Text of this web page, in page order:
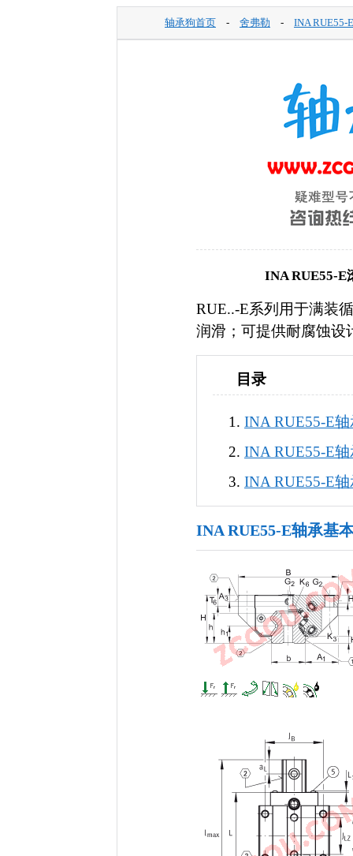
轴承狗首页 - 舍弗勒 - INA RUE55-
INA RUE55-E
RUE..-E系列用于满装
润滑；可提供耐腐蚀设
目录
INA RUE55-E
INA RUE55-E
INA RUE55-E
INA RUE55-E轴承基